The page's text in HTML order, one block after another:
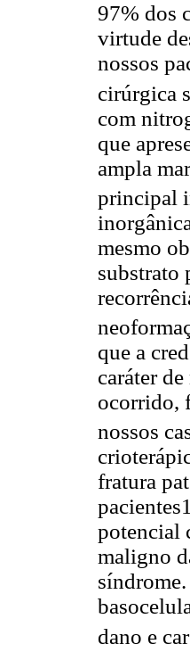
97% dos
virtude
nossos
cirúrgica
com
que
ampla
principal
mesmo
substrato
que a
caráter
ocorrido,
nossos
fratura
potencial
maligno
dano e